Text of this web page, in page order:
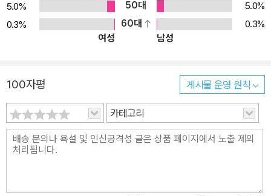
5.0%
50대
5.0%
0.3%
60대
0.3%
여성
남성
100자평 게시물 운영 원칙
카테고리